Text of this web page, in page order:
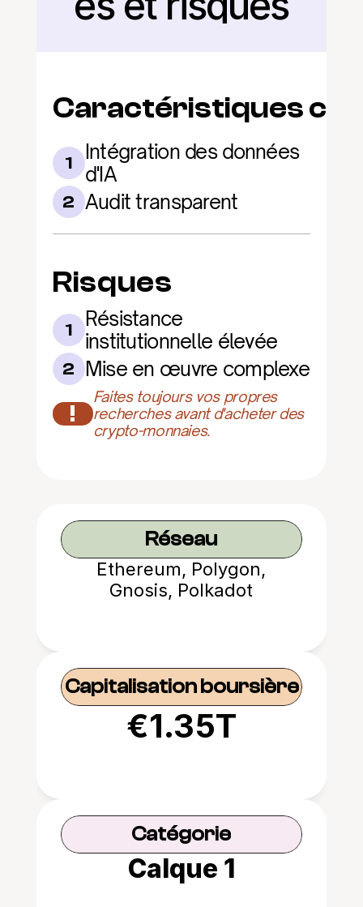
Caractéristiques
1
Intégration des données
d'IA
2 Audit transparent
Risques
1
Résistance
institutionnelle élevée
2 Mise en œuvre complexe
!
Faites toujours vos propres
recherches avant d'acheter des
crypto-monnaies.
Réseau
Ethereum, Polygon,
Gnosis, Polkadot
Capitalisation boursière
€1.35T
Catégorie
Calque 1